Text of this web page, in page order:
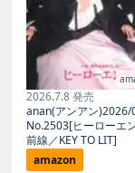
2026.7.8 発売
anan(アンアン
No.2503[ヒーローエ
前線／KEY TO LIT]
amazon